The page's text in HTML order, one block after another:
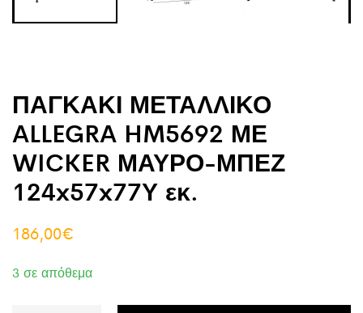
ΠΑΓΚΑΚΙ ΜΕΤΑΛΛΙΚΟ
ALLEGRA HM5692 ΜΕ
WICKER ΜΑΥΡΟ-ΜΠΕΖ
124x57x77Υ εκ.
186,00€
3 σε απόθεμα